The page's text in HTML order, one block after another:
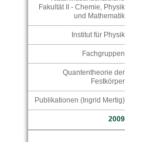
Fakultät II - Chemie, Physik
und Mathematik
Institut für Physik
Fachgruppen
Quantentheorie der
Festkörper
Publikationen (Ingrid Mertig)
2009